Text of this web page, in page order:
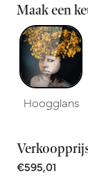
Maak een
Hoogglans
€595,01